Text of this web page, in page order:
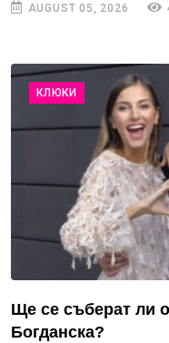
AUGUST 05, 2026
КЛЮКИ
Ще се съберат ли
Богданска?